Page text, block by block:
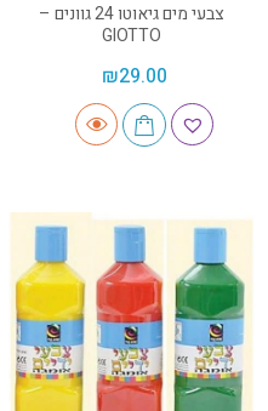
צבעי מים גיאוטו 24 גוונים –
GIOTTO
₪29.00